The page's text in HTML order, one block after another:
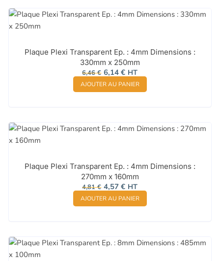
Plaque Plexi Transparent Ep. : 4mm Dimensions :
330mm x 250mm
6,46€ Le
prix
initial
était :
6,14€Le
prix
actuel
est :
HT
AJOUTER AU PANIER
Plaque Plexi Transparent Ep. : 4mm Dimensions :
270mm x 160mm
4,81€ Le
prix
initial
était :
4,57€Le
prix
actuel
est :
HT
AJOUTER AU PANIER